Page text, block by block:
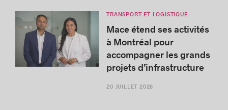
TRANSPORT ET LOGISTIQUE
Mace étend ses activités
à Montréal pour
accompagner les grands
projets d’infrastructure
20 JUILLET 2026